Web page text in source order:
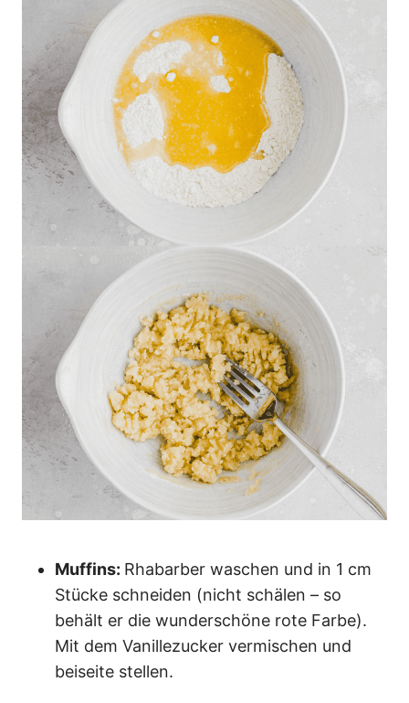
Muffins: Rhabarber waschen und in 1 cm
Stücke schneiden (nicht schälen – so
behält er die wunderschöne rote Farbe).
Mit dem Vanillezucker vermischen und
beiseite stellen.